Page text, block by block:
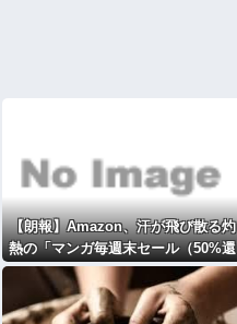
【朗報】Amazon、汗が飛び散る灼
熱の「マンガ毎週末セール（50%還
元）」を開催！